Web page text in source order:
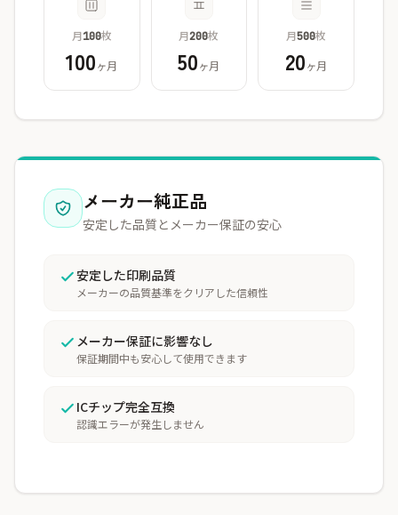
月100枚
100ヶ月
月200枚
50ヶ月
月500枚
20ヶ月
メーカー純正品
安定した品質とメーカー保証の安心
安定した印刷品質
メーカーの品質基準をクリアした信頼性
メーカー保証に影響なし
保証期間中も安心して使用できます
ICチップ完全互換
認識エラーが発生しません